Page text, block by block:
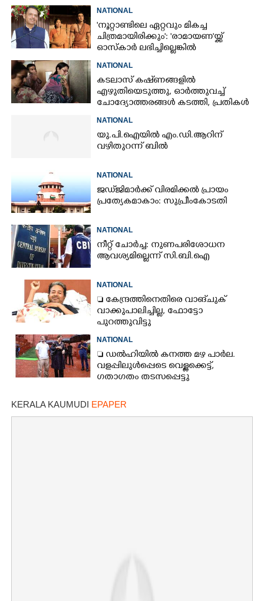
NATIONAL
'നൂറ്റാണ്ടിലെ ഏറ്റവും മികച്ച
ചിത്രമായിരിക്കും': 'രാമായണ'യ്ക്ക്
ഓസ്കാ‌ർ ലഭിച്ചില്ലെങ്കിൽ
ഫഡ്നാവിസ്
NATIONAL
കടലാസ് കഷ്‌ണങ്ങളിൽ
എഴുതിയെടുത്തു, ഓർത്തുവച്ച്
ചോദ്യോത്തരങ്ങൾ കടത്തി, പ്രതികൾ
NATIONAL
യു.പി.ഐയിൽ എം.ഡി.ആറിന്
വഴിതുറന്ന് ബിൽ
NATIONAL
ജഡ്‌ജിമാർക്ക് വിരമിക്കൽ പ്രായം
പ്രത്യേകമാകാം: സുപ്രീംകോടതി
NATIONAL
നീറ്റ് ചോർച്ച: നുണപരിശോധന
ആവശ്യമില്ലെന്ന് സി.ബി.ഐ
NATIONAL
 കേന്ദ്രത്തിനെതിരെ വാങ്‌ചുക്
വാക്കുപാലിച്ചില്ല, ഫോട്ടോ
പുറത്തുവിട്ടു
NATIONAL
 ഡൽഹിയിൽ കനത്ത മഴ പാർല.
വളപ്പിലുൾപ്പെടെ വെള്ളക്കെട്ട്,
ഗതാഗതം തടസപ്പെട്ടു
KERALA KAUMUDI EPAPER